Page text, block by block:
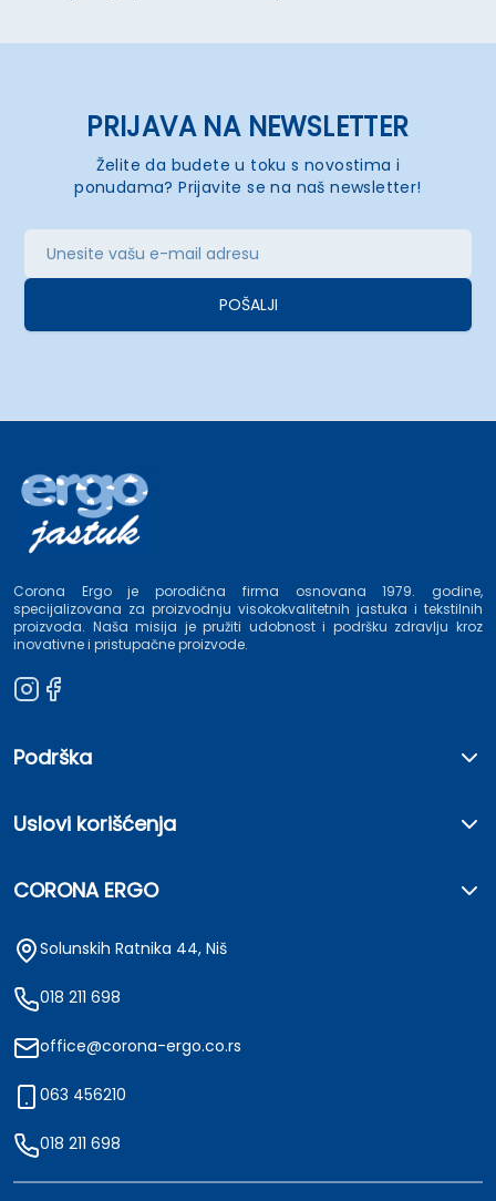
PRIJAVA NA NEWSLETTER
Želite da budete u toku s novostima i
ponudama? Prijavite se na naš newsletter!
POŠALJI
Corona Ergo je porodična firma osnovana 1979. godine,
specijalizovana za proizvodnju visokokvalitetnih jastuka i tekstilnih
proizvoda. Naša misija je pružiti udobnost i podršku zdravlju kroz
inovativne i pristupačne proizvode.
Podrška
Uslovi korišćenja
CORONA ERGO
Solunskih Ratnika 44, Niš
018 211 698
office@corona-ergo.co.rs
063 456210
018 211 698